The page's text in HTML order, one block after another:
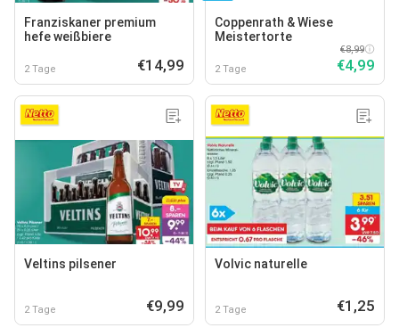
Franziskaner premium
hefe weißbiere
2 Tage €14,99
Coppenrath & Wiese
Meistertorte
2 Tage
€8,99
€4,99
Veltins pilsener
2 Tage €9,99
Volvic naturelle
2 Tage €1,25